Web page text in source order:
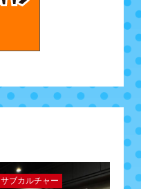
サブカルチャー